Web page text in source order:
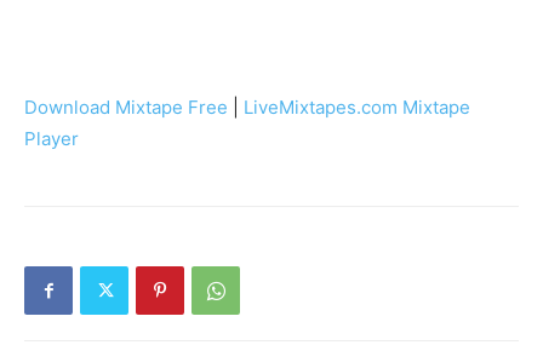
Download Mixtape Free
LiveMixtapes.com Mixtape
Player